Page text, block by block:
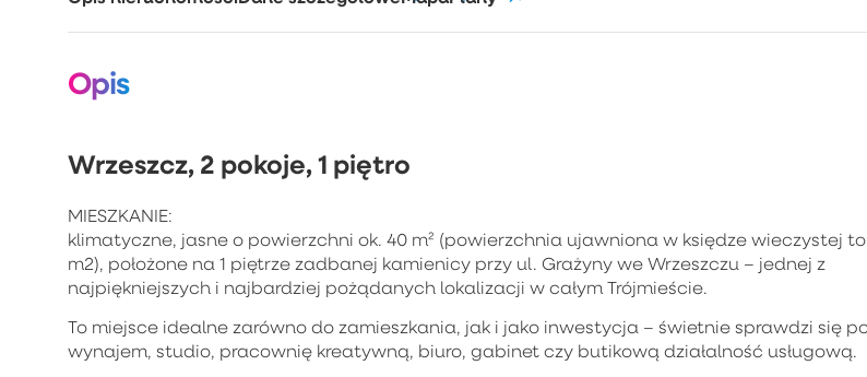
Opis
Wrzeszcz, 2 pokoje, 1 piętro
MIESZKANIE:
klimatyczne, jasne o powierzchni ok. 40 m² (powierzchnia ujawniona w księdze wieczystej to
m2), położone na 1 piętrze zadbanej kamienicy przy ul. Grażyny we Wrzeszczu – jednej z
najpiękniejszych i najbardziej pożądanych lokalizacji w całym Trójmieście.
To miejsce idealne zarówno do zamieszkania, jak i jako inwestycja – świetnie sprawdzi się
wynajem, studio, pracownię kreatywną, biuro, gabinet czy butikową działalność usługową.